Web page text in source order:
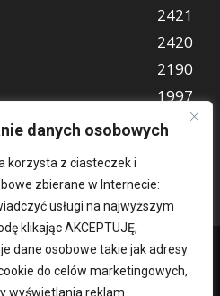
danych osobowych
korzysta z ciasteczek i
zbierane w Internecie:
usługi na najwyższym
klikając AKCEPTUJĘ,
dane osobowe takie jak adresy
do celów marketingowych,
wyświetlania reklam
2421
2420
2190
1997
849